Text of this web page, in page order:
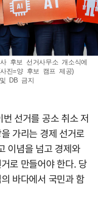
후보 선거사무소 개소식에
진=양 후보 캠프 제공)
DB 금지
선거를 공소 취소 저
가리는 경제 선거로
이념을 넘고 경제와
로 만들어야 한다. 당
바다에서 국민과 함